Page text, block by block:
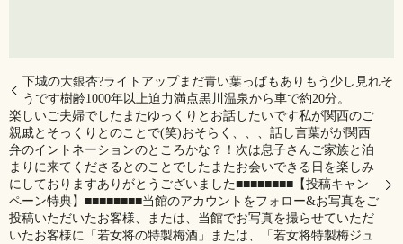
下城の大銀杏?ライトアップまだ青い葉っぱもありもう少し見れそ
うです️樹齢1000年以上迫力満点黒川温泉から車で約20分。
楽しいご夫婦でしたまたゆっくりとお話したいです私が関西のご
親戚とそっくりとのことで(笑)おそらく、、、話し言葉がが関西
弁のイントネーションのところかな？！次は息子さんご家族と泊
まりに来てくださるとのことでした️またお会いできる日を楽しみ
にしておりますありがとうございました■■■■■■■■【投稿キャン
ペーン特典】■■■■■■■■当館のアカウントをフォロー&お写真をご
投稿いただいたお客様、または、当館でお写真を撮らせていただ
いたお客様に「若女将の特製梅酒」または、「若女将特製梅ジュ